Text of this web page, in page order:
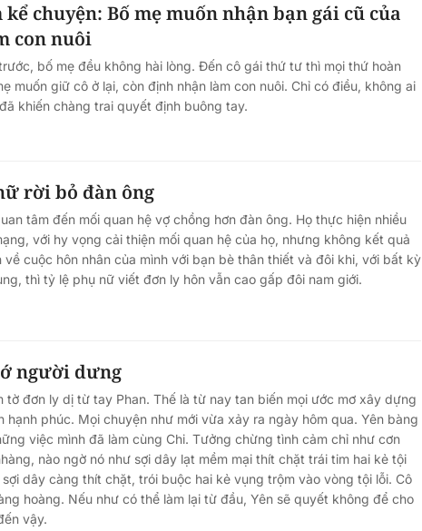
kể chuyện: Bố mẹ muốn nhận bạn gái cũ của
con nuôi
bố mẹ đều không hài lòng. Đến cô gái thứ tư thì mọi thứ hoàn
muốn giữ cô ở lại, còn định nhận làm con nuôi. Chỉ có điều, không ai
khiến chàng trai quyết định buông tay.
rời bỏ đàn ông
tâm đến mối quan hệ vợ chồng hơn đàn ông. Họ thực hiện nhiều
với hy vọng cải thiện mối quan hệ của họ, nhưng không kết quả
về cuộc hôn nhân của mình với bạn bè thân thiết và đôi khi, với bất kỳ
thì tỷ lệ phụ nữ viết đơn ly hôn vẫn cao gấp đôi nam giới.
người dưng
tờ đơn ly dị từ tay Phan. Thế là từ nay tan biến mọi ước mơ xây dựng
hạnh phúc. Mọi chuyện như mới vừa xảy ra ngày hôm qua. Yên bàng
việc mình đã làm cùng Chi. Tưởng chừng tình cảm chỉ như cơn
nào ngờ nó như sợi dây lạt mềm mại thít chặt trái tim hai kẻ tội
dây càng thít chặt, trói buộc hai kẻ vụng trộm vào vòng tội lỗi. Cô
hoàng. Nếu như có thể làm lại từ đầu, Yên sẽ quyết không để cho
vậy.